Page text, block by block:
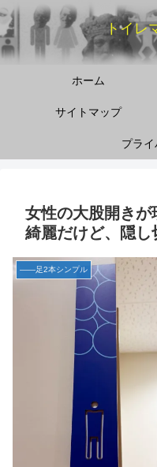
トイレ
ホーム
サイトマップ
プラ
女性の大股開き
綺麗だけど、隠し
――足2本シンプル